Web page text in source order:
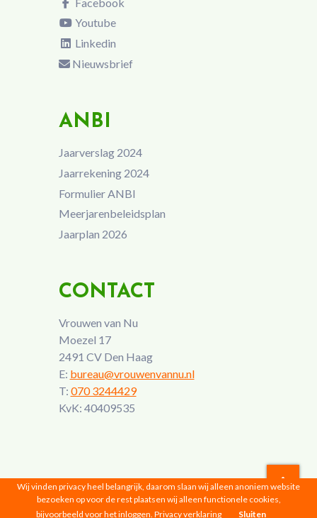
Youtube
Linkedin
Nieuwsbrief
ANBI
Jaarverslag 2024
Jaarrekening 2024
Formulier ANBI
Meerjarenbeleidsplan
Jaarplan 2026
CONTACT
Vrouwen van Nu
Moezel 17
2491 CV Den Haag
E: bureau@vrouwenvannu.nl
T: 070 3244429
KvK: 40409535
Vrouwen van Nu © 2026 |Privacyverklaring
Wij vinden privacy heel belangrijk, daarom slaan wij alleen anoniem website
bezoeken op voor de rest plaatsen wij alleen functionele cookies,
bijvoorbeeld voor het inloggen. Privacy verklaring Sluiten